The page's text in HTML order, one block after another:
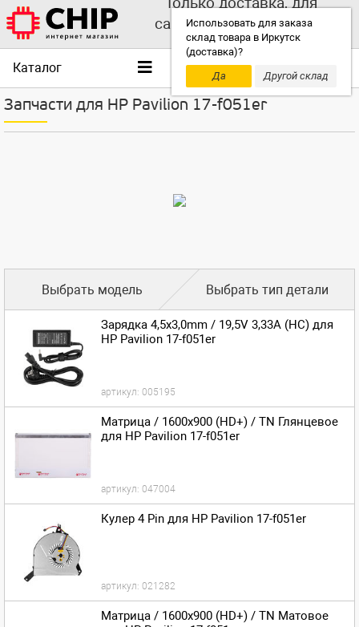
Использовать для заказа
склад товара в Иркутск
(доставка)?
Да
Другой склад
самовывоза выбирайте
другой склад!
Каталог
Запчасти для HP Pavilion 17-f051er
Выбрать модель Выбрать тип детали
Зарядка 4,5x3,0mm / 19,5V 3,33A (HC) для
HP Pavilion 17-f051er
артикул: 005195
Матрица / 1600x900 (HD+) / TN Глянцевое
для HP Pavilion 17-f051er
артикул: 047004
Кулер 4 Pin для HP Pavilion 17-f051er
артикул: 021282
Матрица / 1600x900 (HD+) / TN Матовое